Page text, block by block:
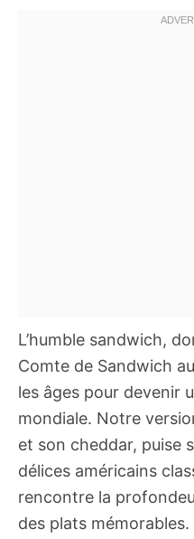
L’humble sandwich,
Comte de Sandwich
les âges pour devenir
mondiale. Notre
et son cheddar, puise
délices américains
rencontre la
des plats mémorables.